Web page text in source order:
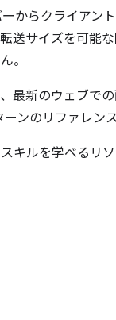
からクライアン
送サイズを可能
。
最新のウェブで
ンのリファレン
キルを学べるリ